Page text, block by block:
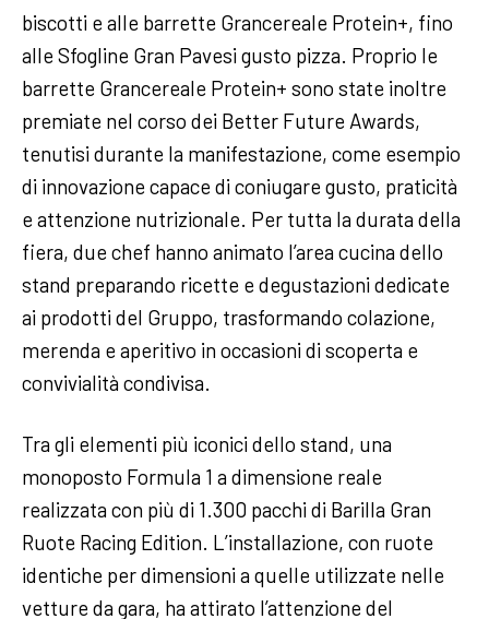
biscotti e alle barrette Grancereale Protein+, fino
alle Sfogline Gran Pavesi gusto pizza. Proprio le
barrette Grancereale Protein+ sono state inoltre
premiate nel corso dei Better Future Awards,
tenutisi durante la manifestazione, come esempio
di innovazione capace di coniugare gusto, praticità
e attenzione nutrizionale. Per tutta la durata della
fiera, due chef hanno animato l’area cucina dello
stand preparando ricette e degustazioni dedicate
ai prodotti del Gruppo, trasformando colazione,
merenda e aperitivo in occasioni di scoperta e
convivialità condivisa.
Tra gli elementi più iconici dello stand, una
monoposto Formula 1 a dimensione reale
realizzata con più di 1.300 pacchi di Barilla Gran
Ruote Racing Edition. L’installazione, con ruote
identiche per dimensioni a quelle utilizzate nelle
vetture da gara, ha attirato l’attenzione del